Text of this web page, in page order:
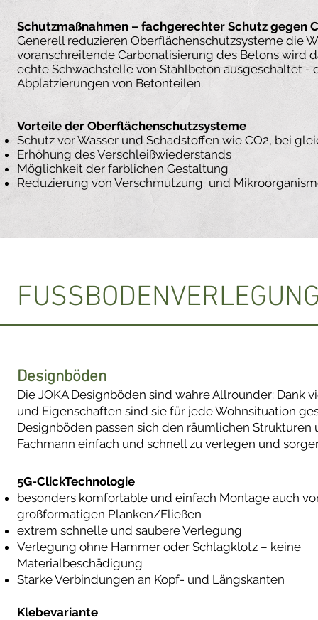
Schutzmaßnahmen – fachgerechter Schutz gegen
Generell reduzieren Oberflächenschutzsysteme die
voranschreitende Carbonatisierung des Betons
echte Schwachstelle von Stahlbeton ausgeschaltet
Abplatzierungen von Betonteilen.
Vorteile der Oberflächenschutzsysteme
Schutz vor Wasser und Schadstoffen wie CO2, bei
Erhöhung des Verschleißwiederstands
Möglichkeit der farblichen Gestaltung
Reduzierung von Verschmutzung und
Designböden
Die JOKA Designböden sind wahre Allrounder:
und Eigenschaften sind sie für jede Wohnsituation
Designböden passen sich den räumlichen
Fachmann einfach und schnell zu verlegen und
5G-ClickTechnologie​
besonders komfortable und einfach Montage auch
großformatigen Planken/Fließen
extrem schnelle und saubere Verlegung
Verlegung ohne Hammer oder Schlagklotz – keine
Materialbeschädigung
Starke Verbindungen an Kopf- und Längskanten
Klebevariante